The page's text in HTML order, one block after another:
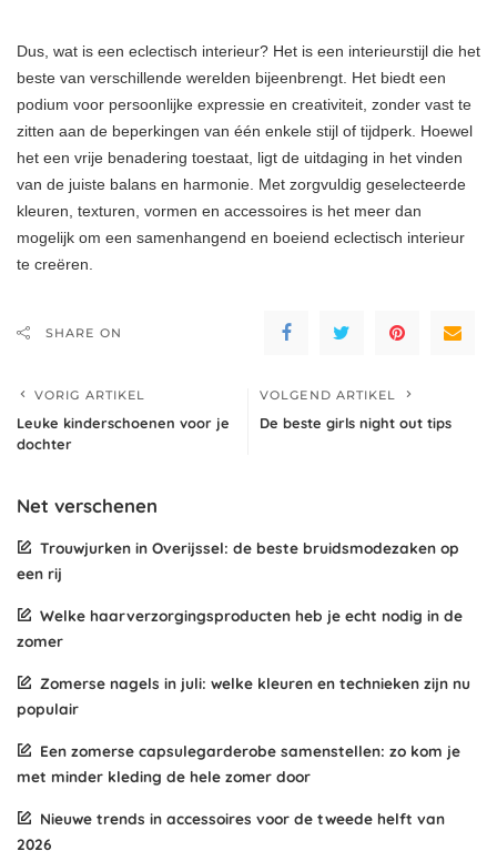
Dus, wat is een eclectisch interieur? Het is een interieurstijl die het
beste van verschillende werelden bijeenbrengt. Het biedt een
podium voor persoonlijke expressie en creativiteit, zonder vast te
zitten aan de beperkingen van één enkele stijl of tijdperk. Hoewel
het een vrije benadering toestaat, ligt de uitdaging in het vinden
van de juiste balans en harmonie. Met zorgvuldig geselecteerde
kleuren, texturen, vormen en accessoires is het meer dan
mogelijk om een samenhangend en boeiend eclectisch interieur
te creëren.
SHARE ON
VORIG ARTIKEL
Leuke kinderschoenen voor je
dochter
VOLGEND ARTIKEL
De beste girls night out tips
Net verschenen
Trouwjurken in Overijssel: de beste bruidsmodezaken op
een rij
Welke haarverzorgingsproducten heb je echt nodig in de
zomer
Zomerse nagels in juli: welke kleuren en technieken zijn nu
populair
Een zomerse capsulegarderobe samenstellen: zo kom je
met minder kleding de hele zomer door
Nieuwe trends in accessoires voor de tweede helft van
2026